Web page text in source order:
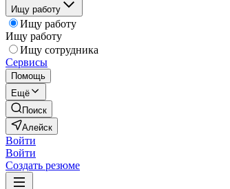
Ищу работу
Ищу работу
Ищу работу
Ищу сотрудника
Сервисы
Помощь
Ещё
Поиск
Алейск
Войти
Войти
Создать резюме